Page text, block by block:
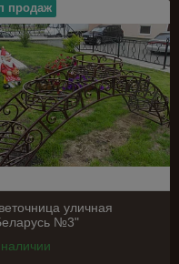
продаж
уличная
№3"